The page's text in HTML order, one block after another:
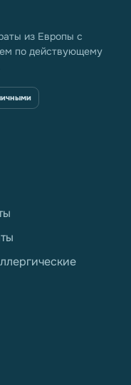
из Европы с
по действующему